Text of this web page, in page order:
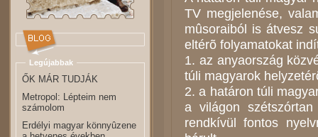
TV megjelenése,
mûsoraiból is átvesz
eltérõ folyamatokat
1. az anyaország
túli magyarok
2. a határon túli
a világon
rendkívül fontos
Legújabbak
ŐK MÁR TUDJÁK
Metropol: Lépteim nem
számolom
Erdélyi magyar könnyûzene